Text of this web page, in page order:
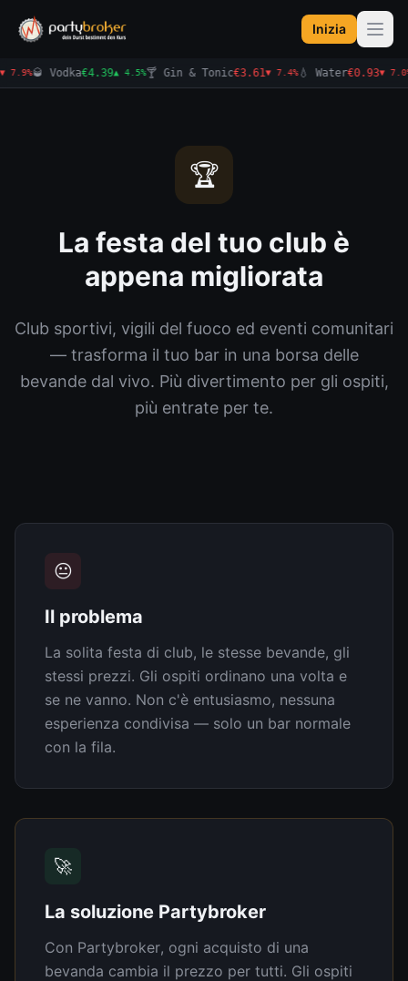
Inizia
🥃 Vodka€4.71▲ 7.3%🍸 Gin & Tonic€3.42▼ 5.3%💧 Water€0.97▲ 4.3%
🏆
La festa del tuo club è
appena migliorata
Club sportivi, vigili del fuoco ed eventi comunitari
— trasforma il tuo bar in una borsa delle
bevande dal vivo. Più divertimento per gli ospiti,
più entrate per te.
😐
Il problema
La solita festa di club, le stesse bevande, gli
stessi prezzi. Gli ospiti ordinano una volta e
se ne vanno. Non c'è entusiasmo, nessuna
esperienza condivisa — solo un bar normale
con la fila.
🚀
La soluzione Partybroker
Con Partybroker, ogni acquisto di una
bevanda cambia il prezzo per tutti. Gli ospiti